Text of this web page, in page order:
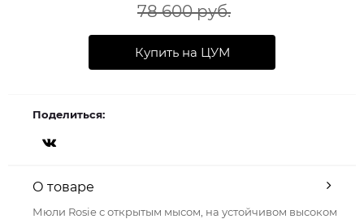
78 600 руб.
Купить на ЦУМ
Поделиться:
О товаре
Мюли Rosie с открытым мысом, на устойчивом высоком